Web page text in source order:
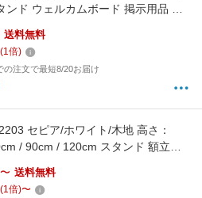
ンド ウェルカムボード 掲示用品 事
額縁 ポスター 写真 看板 三脚 店舗
イ 送料無料
送料無料
(1倍)
の注文で最短8/20お届け
セピア/ホワイト/木地 高さ：
/ 90cm / 120cm スタンド 額立て
大額
送料無料
(1倍)〜